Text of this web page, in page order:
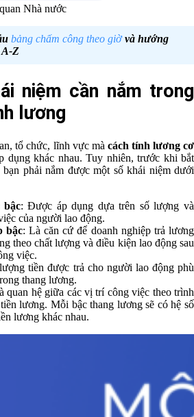
Nhà nước
bảng chấm công theo giờvà hướng
A-Z
niệm cần nắm trong
lương
tổ chức, lĩnh vực mà cách tính lương cơ
dụng khác nhau. Tuy nhiên, trước khi bắt
phải nắm được một số khái niệm dưới
bậc: Được áp dụng dựa trên số lượng và
của người lao động.
bậc: Là căn cứ để doanh nghiệp trả lương
theo chất lượng và điều kiện lao động sau
việc.
tiền được trả cho người lao động phù
thang lương.
quan hệ giữa các vị trí công việc theo trình
lương. Mỗi bậc thang lương sẽ có hệ số
lương khác nhau.